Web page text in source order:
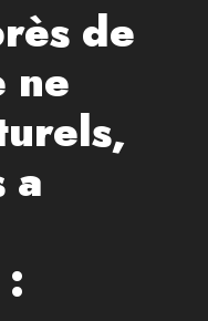
de
ne
a